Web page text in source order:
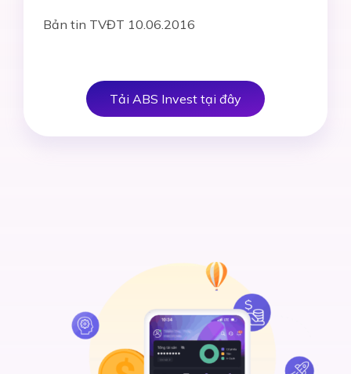
Bản tin TVĐT 10.06.2016
Tải ABS Invest tại đây